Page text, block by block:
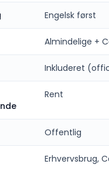
Engelsk først
Almindelige +
Inkluderet
Rent
Offentlig
Erhvervsbrug,